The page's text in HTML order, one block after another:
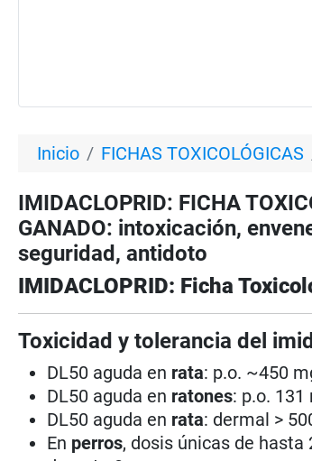
Inicio FICHAS TOXICOLÓGICAS
IMIDACLOPRID: FICHA
GANADO: intoxicación,
seguridad, antidoto
IMIDACLOPRID: Ficha
Toxicidad y tolerancia del
DL50 aguda en rata: p.o. ~450
DL50 aguda en ratones: p.o.
DL50 aguda en rata: dermal >
En perros, dosis únicas de